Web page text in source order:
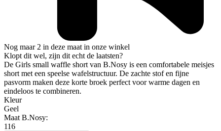
Nog maar 2 in deze maat in onze winkel
Klopt dit wel, zijn dit echt de laatsten?
De Girls small waffle short van B.Nosy is een comfortabele meisjes
short met een speelse wafelstructuur. De zachte stof en fijne
pasvorm maken deze korte broek perfect voor warme dagen en
eindeloos te combineren.
Kleur
Geel
Maat B.Nosy:
116